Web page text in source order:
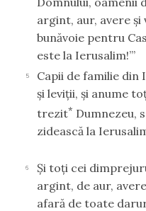
argint, aur, avere şi
bunăvoie pentru
este la Ierusalim!’”
5
Capii de familie din
şi leviţii, şi anume
trezit* Dumnezeu,
zidească la
6
Şi toţi cei
argint, de aur,
afară de toate